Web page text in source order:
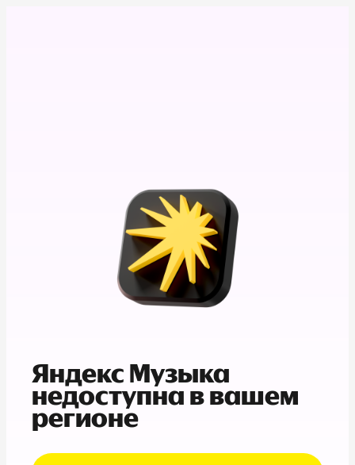
Яндекс Музыка
недоступна в вашем
регионе